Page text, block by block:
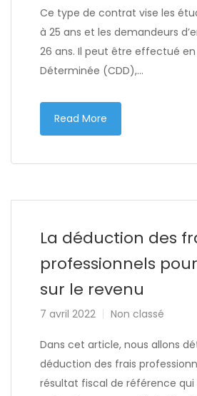
Ce type de contrat vise les
à 25 ans et les demandeurs
26 ans. Il peut être effectué
Déterminée (CDD),…
Read More
La déduction des
professionnels
sur le revenu
7 avril 2022 Non classé
Dans cet article, nous allons
déduction des frais
résultat fiscal de référence qui